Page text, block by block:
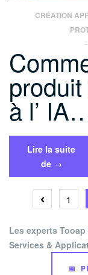
CRÉATION
à l’
Lire la suite
de «
lancer
un
produit
grâce
à
→
des
1
Les experts
Services &
📅